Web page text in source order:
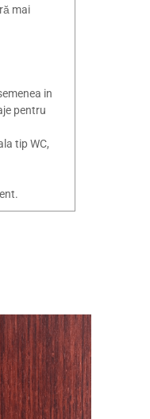
mai
in
pentru
tip WC,